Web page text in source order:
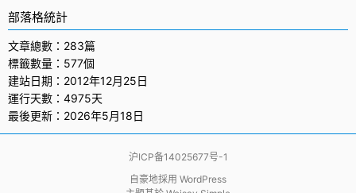
部落格統計
文章總數：283篇
標籤數量：577個
建站日期：2012年12月25日
運行天數：4975天
最後更新：2026年5月18日
沪ICP备14025677号-1
自豪地採用 WordPress